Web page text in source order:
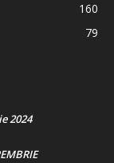
160
79
2024